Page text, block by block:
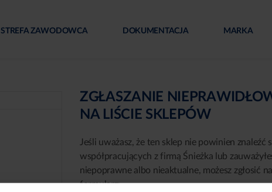
STREFA ZAWODOWCA DOKUMENTACJA MARKA
ZGŁASZANIE
NA LIŚCIE SKLEPÓW
Jeśli uważasz, że ten sklep nie powinien znaleźć
współpracujących z firmą Śnieżka lub
niepoprawne albo nieaktualne, możesz zgłosić
formularz: